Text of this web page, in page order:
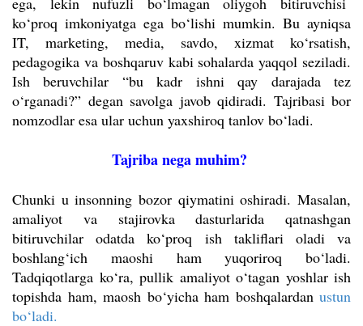
ko‘proq imkoniyatga ega bo‘lishi mumkin. Bu ayniqsa
IT, marketing, media, savdo, xizmat ko‘rsatish,
pedagogika va boshqaruv kabi sohalarda yaqqol seziladi.
Ish beruvchilar “bu kadr ishni qay darajada tez
o‘rganadi?” degan savolga javob qidiradi. Tajribasi bor
nomzodlar esa ular uchun yaxshiroq tanlov bo‘ladi.
Tajriba nega muhim?
Chunki u insonning bozor qiymatini oshiradi. Masalan,
amaliyot va stajirovka dasturlarida qatnashgan
bitiruvchilar odatda ko‘proq ish takliflari oladi va
boshlang‘ich maoshi ham yuqoriroq bo‘ladi.
Tadqiqotlarga ko‘ra, pullik amaliyot o‘tagan yoshlar ish
topishda ham, maosh bo‘yicha ham boshqalardan ustun
bo‘ladi.